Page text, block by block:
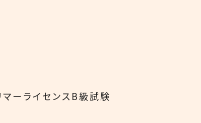
ーライセンスB級試験